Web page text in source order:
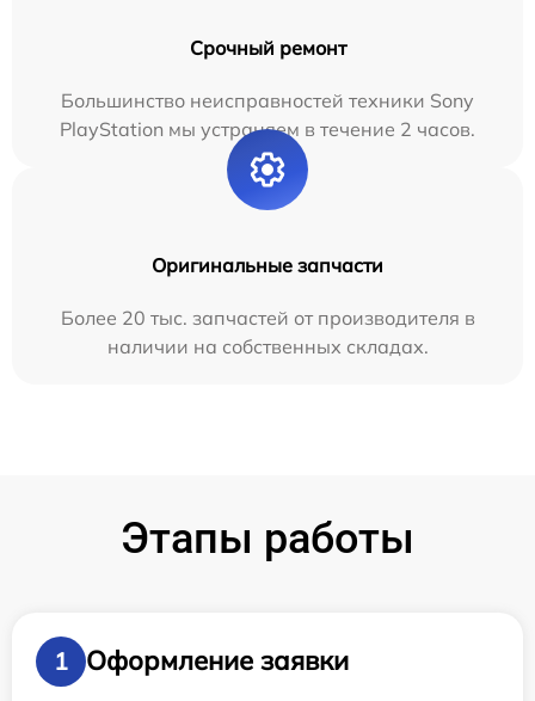
Срочный ремонт
Большинство неисправностей техники Sony
PlayStation мы устраняем в течение 2 часов.
Оригинальные запчасти
Более 20 тыс. запчастей от производителя в
наличии на собственных складах.
Этапы работы
1
Оформление заявки